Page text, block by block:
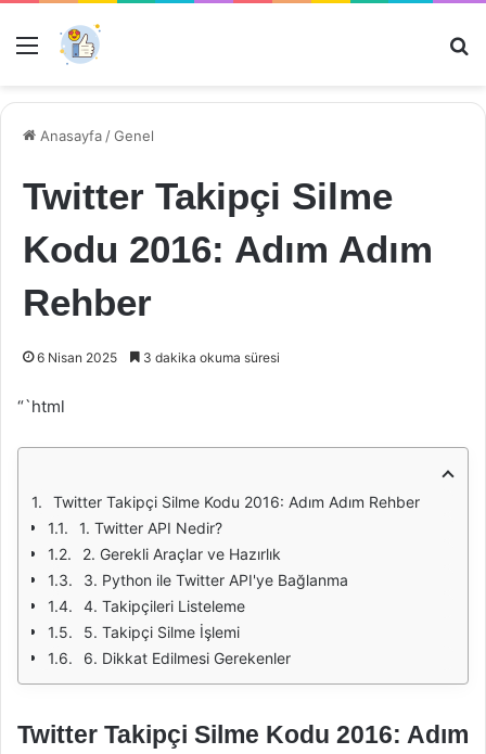
Menü
Anasayfa /Genel
Twitter Takipçi Silme
Kodu 2016: Adım Adım
Rehber
6 Nisan 2025 3 dakika okuma süresi
“`html
Twitter Takipçi Silme Kodu 2016: Adım Adım Rehber
1. Twitter API Nedir?
2. Gerekli Araçlar ve Hazırlık
3. Python ile Twitter API'ye Bağlanma
4. Takipçileri Listeleme
5. Takipçi Silme İşlemi
6. Dikkat Edilmesi Gerekenler
Twitter Takipçi Silme Kodu 2016: Adım